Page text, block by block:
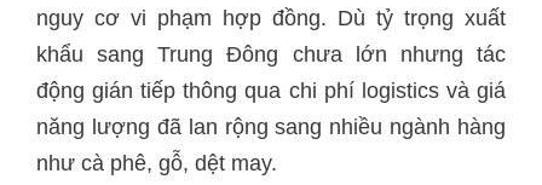
nguy cơ vi phạm hợp đồng. Dù tỷ trọng xuất
khẩu sang Trung Đông chưa lớn nhưng tác
động gián tiếp thông qua chi phí logistics và giá
năng lượng đã lan rộng sang nhiều ngành hàng
như cà phê, gỗ, dệt may.